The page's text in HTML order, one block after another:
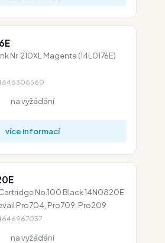
Nr. 210XL Magenta (14L0176E)
na vyžádání
více informací
No.100 Black 14N0820E
Pro704, Pro709, Pro209
na vyžádání